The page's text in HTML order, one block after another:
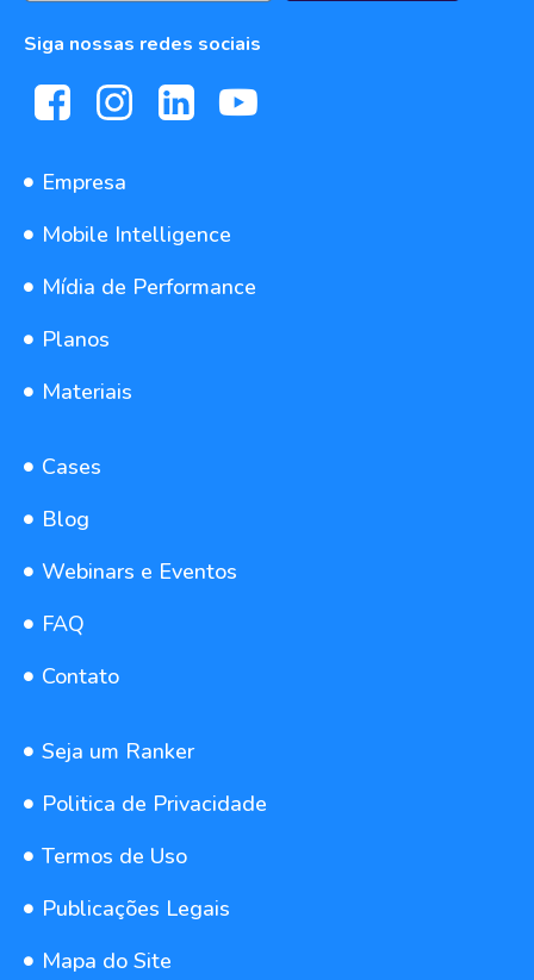
Siga nossas redes sociais
Empresa
Mobile Intelligence
Mídia de Performance
Planos
Materiais
Cases
Blog
Webinars e Eventos
FAQ
Contato
Seja um Ranker
Politica de Privacidade
Termos de Uso
Publicações Legais
Mapa do Site